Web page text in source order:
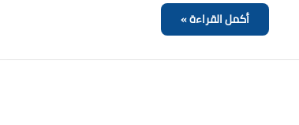
أكمل القراءة »